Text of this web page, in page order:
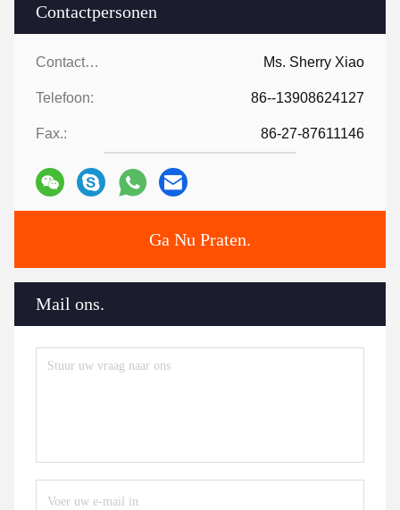
Contactpersonen
Contactpersonen: Ms. Sherry Xiao
Telefoon: 86--13908624127
Fax.: 86-27-87611146
Ga Nu Praten.
Mail ons.